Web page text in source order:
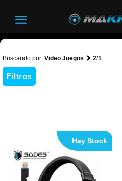
Buscando por: Video Juegos 2/1
Filtros
Hay Stock